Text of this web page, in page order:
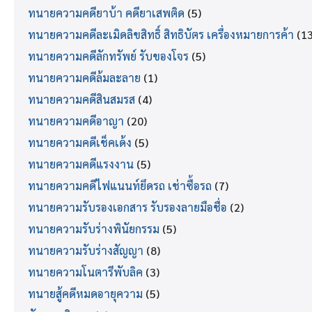
ทนายความคดียาบ้า คดียาเสพติด (5)
ทนายความคดีละเมิดลิขสิทธิ์ สิทธิบัตร เครื่องหมายการค้า
ทนายความคดีลักทรัพย์ รับของโจร (5)
ทนายความคดีล้มละลาย (1)
ทนายความคดีสินสมรส (4)
ทนายความคดีอาญา (20)
ทนายความคดีเช็คเด้ง (5)
ทนายความคดีแรงงาน (5)
ทนายความคดีไฟแนนท์ยึดรถ เช่าซื้อรถ (7)
ทนายความรับรองเอกสาร รับรองลายมือชื่อ (2)
ทนายความรับร่างพินัยกรรม (5)
ทนายความรับร่างสัญญา (8)
ทนายความโนตารีพับลิค (3)
ทนายสู้คดีหมดอายุความ (5)